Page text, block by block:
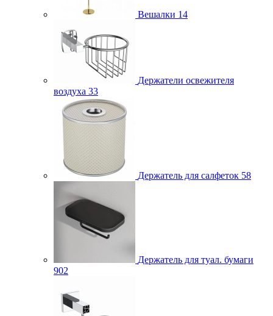
Вешалки 14
Держатели освежителя
воздуха 33
Держатель для салфеток 58
Держатель для туал. бумаги
902